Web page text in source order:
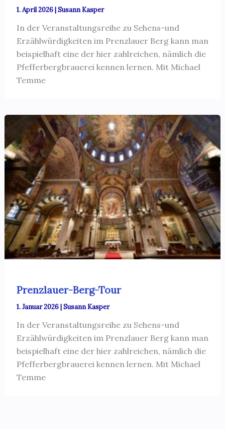
1. April 2026|Susann Kasper
In der Veranstaltungsreihe zu Sehens-und
Erzählwürdigkeiten im Prenzlauer Berg kann man
beispielhaft eine der hier zahlreichen, nämlich die
Pfefferbergbrauerei kennen lernen. Mit Michael
Temme
Prenzlauer-Berg-Tour
1. Januar 2026|Susann Kasper
In der Veranstaltungsreihe zu Sehens-und
Erzählwürdigkeiten im Prenzlauer Berg kann man
beispielhaft eine der hier zahlreichen, nämlich die
Pfefferbergbrauerei kennen lernen. Mit Michael
Temme